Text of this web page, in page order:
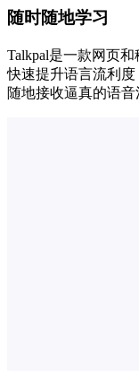
随时随地学习
Talkpal是一款网页
快速提升语言流利
随地接收逼真的语音